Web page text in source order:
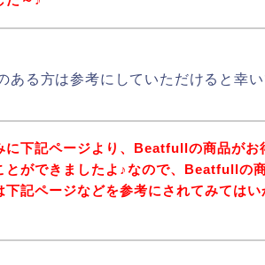
ある方は参考にしていただけると幸い
に下記ページより、Beatfullの商品がお
とができましたよ♪なので、Beatfullの
下記ページなどを参考にされてみてはい